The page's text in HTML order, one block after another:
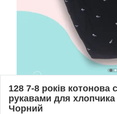
128 7-8 років котонова
рукавами для хлопчика
Чорний